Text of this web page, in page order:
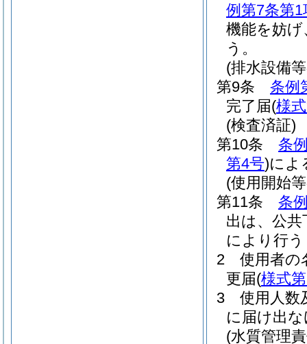
例第7条第1
機能を妨
う。
(排水設備
第9条
条例
完了届(様
(検査済証)
第10条
条
第4号)によ
(使用開始
第11条
条
出は、公共
により行
2
使用者の
更届(様式
3
使用人数
に届け出
(水質管理